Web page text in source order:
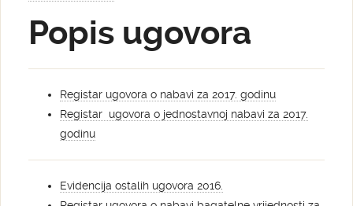
Popis ugovora
Registar ugovora o nabavi za 2017. godinu
Registar ugovora o jednostavnoj nabavi za 2017.
godinu
Evidencija ostalih ugovora 2016.